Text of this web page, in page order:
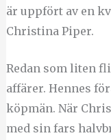
är uppfört av en
Christina Piper.
Redan som liten
affärer. Hennes
köpmän. När
med sin fars